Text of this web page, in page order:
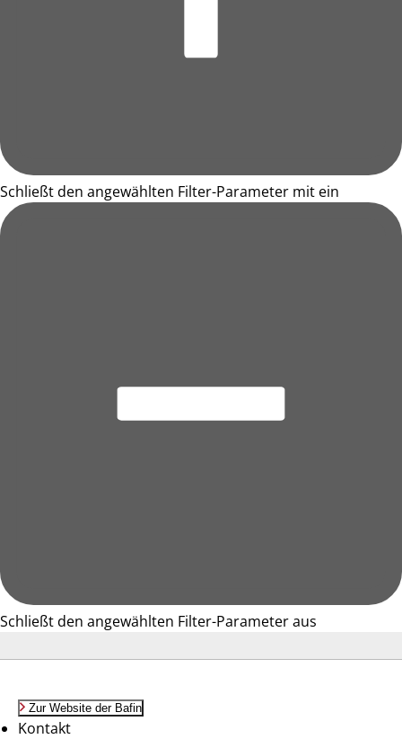
Schließt den angewählten Filter-Parameter mit ein
Schließt den angewählten Filter-Parameter aus
Zur Website der Bafin
Kontakt